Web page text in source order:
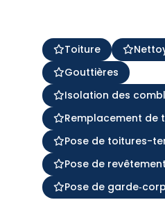
Toiture
Gouttières
Isolation des
Remplacement de
Pose de toitures-
Pose de
Pose de